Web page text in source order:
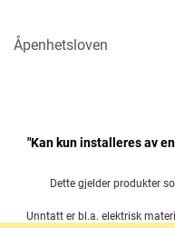
Åpenhetsloven
"Kan kun installeres av
Dette gjelder produkter
Unntatt er bl.a. elektrisk